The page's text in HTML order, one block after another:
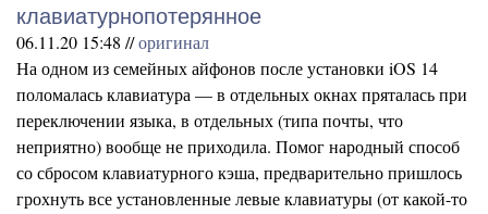
клавиатурнопотерянное
06.11.20 15:48 //оригинал
На одном из семейных айфонов после установки iOS 14
поломалась клавиатура — в отдельных окнах пряталась при
переключении языка, в отдельных (типа почты, что
неприятно) вообще не приходила. Помог народный способ
со сбросом клавиатурного кэша, предварительно пришлось
грохнуть все установленные левые клавиатуры (от какой-то